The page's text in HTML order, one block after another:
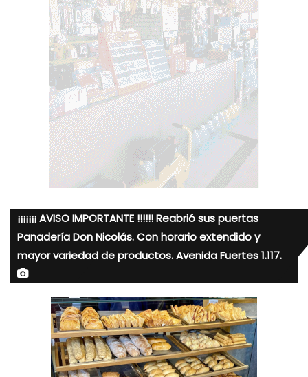
¡¡¡¡¡¡¡ AVISO IMPORTANTE !!!!!! Reabrió sus puertas
Panadería Don Nicolás. Con horario extendido y
mayor variedad de productos. Avenida Fuertes 1.117.